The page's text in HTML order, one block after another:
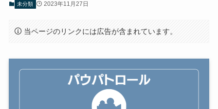
未分類 2023年11月27日
当ページのリンクには広告が含まれています。